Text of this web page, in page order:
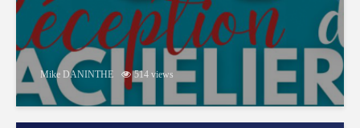
Mike DANINTHE 514 views